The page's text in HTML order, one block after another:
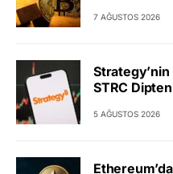
7 AĞUSTOS 2026
Strategy’nin
STRC
5 AĞUSTOS 2026